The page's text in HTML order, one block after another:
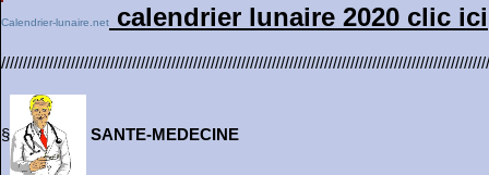
Calendrier-lunaire.net calendrier lunaire 2020 clic ici
§ SANTE-MEDECINE